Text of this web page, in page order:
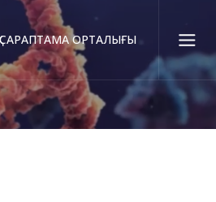
САРАПТАМА ОРТАЛЫҒЫ